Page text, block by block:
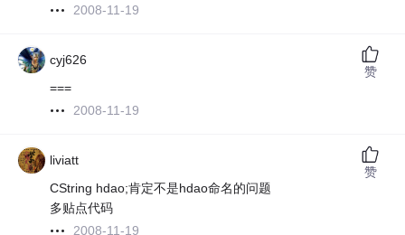
2008-11-19
cyj626
===
2008-11-19
赞
liviatt
CString hdao;肯定不是hdao命名的问题
多贴点代码
2008-11-19
赞